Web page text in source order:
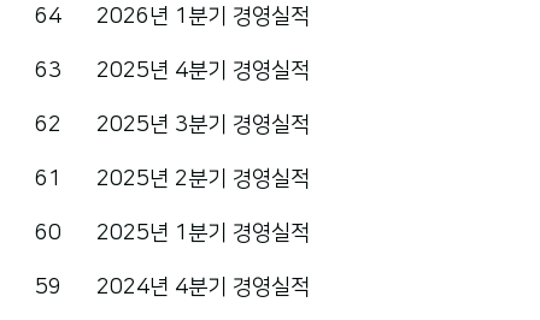
64 2026년 1분기 경영실적
63 2025년 4분기 경영실적
62 2025년 3분기 경영실적
61 2025년 2분기 경영실적
60 2025년 1분기 경영실적
59 2024년 4분기 경영실적